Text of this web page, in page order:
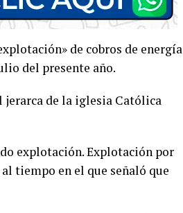
de cobros de energía
del presente año.
jerarca de la iglesia Católica
explotación. Explotación por
tiempo en el que señaló que